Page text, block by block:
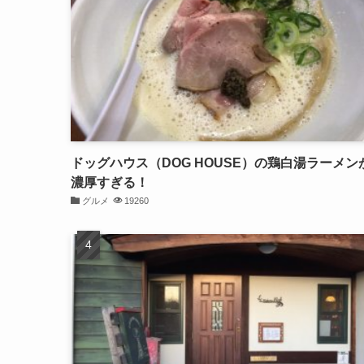
ドッグハウス（DOG HOUSE）の鶏白湯ラーメン
濃厚すぎる！
グルメ 19260